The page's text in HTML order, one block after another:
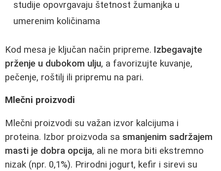
studije opovrgavaju štetnost žumanjka u
umerenim količinama
Kod mesa je ključan način pripreme. Izbegavajte
prženje u dubokom ulju, a favorizujte kuvanje,
pečenje, roštilj ili pripremu na pari.
Mlečni proizvodi
Mlečni proizvodi su važan izvor kalcijuma i
proteina. Izbor proizvoda sa smanjenim sadržajem
masti je dobra opcija, ali ne mora biti ekstremno
nizak (npr. 0,1%). Prirodni jogurt, kefir i sirevi su